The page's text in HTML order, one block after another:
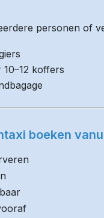
personen of
koffers
boeken